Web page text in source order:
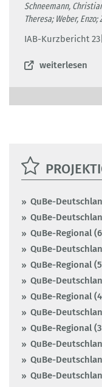
Schneemann,
Theresa; Weber, Enzo;
IAB-Kurzbericht
weiterlesen
und
Maier, Tobias;
Mönnig, Anke; Zika,
BIBB Report 1/2021
Aktualisierte
Arbeitswelt"
Schneemann,
Tobias; Krebs,
Anke; Parton,
QuBe-
QuBe-
QuBe-Regional
QuBe-
QuBe-Regional
QuBe-
QuBe-Regional
QuBe-
QuBe-Regional
QuBe-
QuBe-
QuBe-